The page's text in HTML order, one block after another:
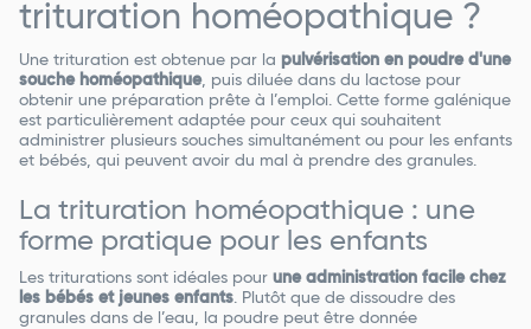
trituration homéopathique ?
Une trituration est obtenue par la pulvérisation en poudre d'une
souche homéopathique, puis diluée dans du lactose pour
obtenir une préparation prête à l’emploi. Cette forme galénique
est particulièrement adaptée pour ceux qui souhaitent
administrer plusieurs souches simultanément ou pour les enfants
et bébés, qui peuvent avoir du mal à prendre des granules.
La trituration homéopathique : une
forme pratique pour les enfants
Les triturations sont idéales pour une administration facile chez
les bébés et jeunes enfants. Plutôt que de dissoudre des
granules dans de l’eau, la poudre peut être donnée